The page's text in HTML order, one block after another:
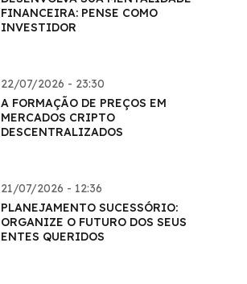
FINANCEIRA: PENSE COMO
INVESTIDOR
22/07/2026 - 23:30
A FORMAÇÃO DE PREÇOS EM
MERCADOS CRIPTO
DESCENTRALIZADOS
21/07/2026 - 12:36
PLANEJAMENTO SUCESSÓRIO:
ORGANIZE O FUTURO DOS SEUS
ENTES QUERIDOS